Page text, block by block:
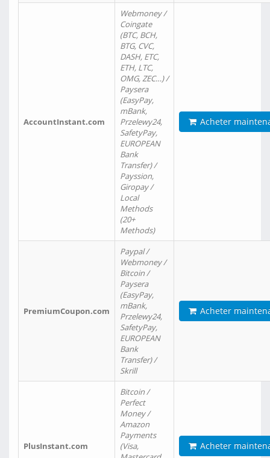
AccountInstant.com
Webmoney /
Coingate
(BTC, BCH,
BTG, CVC,
DASH, ETC,
ETH, LTC,
OMG, ZEC…) /
Paysera
(EasyPay,
mBank,
Przelewy24,
SafetyPay,
EUROPEAN
Bank
Transfer) /
Payssion,
Giropay /
Local
Methods
(20+
Methods)
Acheter
PremiumCoupon.com
Paypal /
Webmoney /
Bitcoin /
Paysera
(EasyPay,
mBank,
Przelewy24,
SafetyPay,
EUROPEAN
Bank
Transfer) /
Skrill
Acheter
PlusInstant.com
Bitcoin /
Perfect
Money /
Amazon
Payments
(Visa,
Acheter